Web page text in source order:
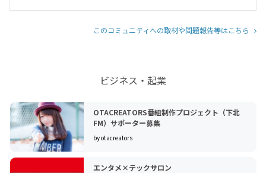
このコミュニティへの取材や問題報告等はこちら
ビジネス・起業
OTACREATORS番組制作プロジェクト（下北
FM）サポーター募集
by otacreators
エンタメ×テックサロン